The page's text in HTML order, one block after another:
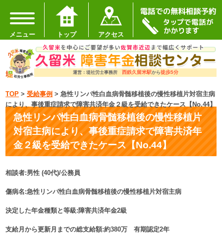
運営：堤社労士事務所 西鉄久留米駅から徒歩5分
メニュー トップ アクセス
TOP >受給事例 >急性リンパ性白血病骨髄移植後の慢性移植片対宿主病
により、事後重症請求で障害共済年金２級を受給できたケース【No.44】
急性リンパ性白血病骨髄移植後の慢性移植片
対宿主病により、事後重症請求で障害共済年
金２級を受給できたケース【No.44】
相談者:男性 (40代)/公務員
傷病名:急性リンパ性白血病骨髄移植後の慢性移植片対宿主病
決定した年金種類と等級:障害共済年金2級
支給月から更新月までの総支給額:約380万 有期認定2年